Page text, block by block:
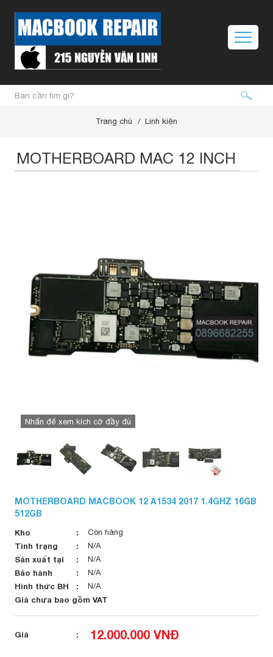
Trang chủ Linh kiện
MOTHERBOARD MAC 12 INCH
Nhấn để xem kích cỡ đầy đủ
MOTHERBOARD MACBOOK 12 A1534 2017 1.4GHZ 16GB
512GB
Kho Còn hàng
Tình trạng N/A
Sản xuất tại N/A
Bảo hành N/A
Hình thức BH N/A
Giá chưa bao gồm VAT
Giá 12.000.000 VNĐ